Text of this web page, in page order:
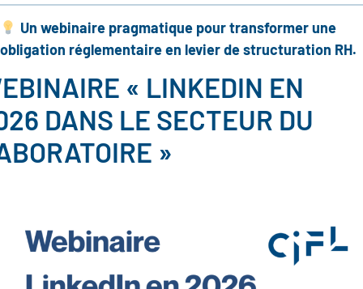
Un webinaire pragmatique pour transformer une
obligation réglementaire en levier de structuration RH.
« LINKEDIN EN
DANS LE SECTEUR DU
»